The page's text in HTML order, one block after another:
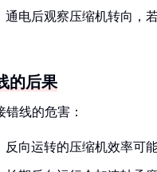
通电后观察压缩机转向，
的后果
线的危害：
反向运转的压缩机效率可